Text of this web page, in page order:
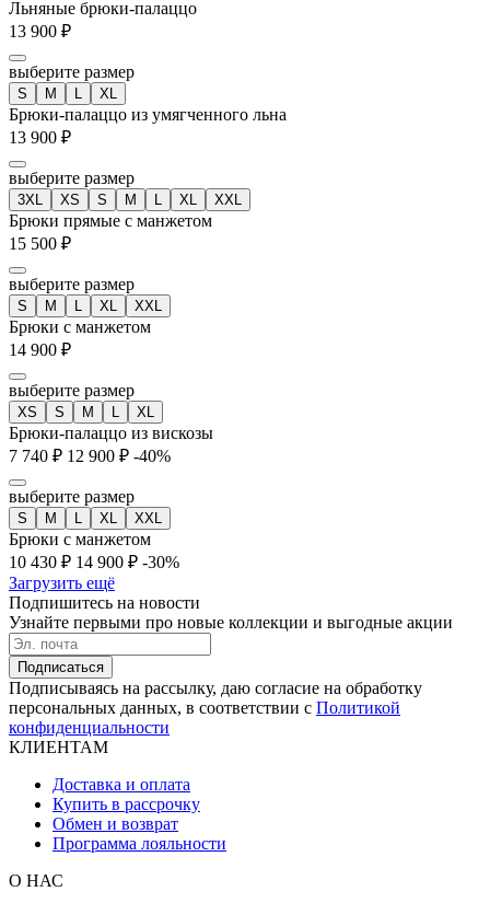
Льняные брюки-палаццо
13 900 ₽
выберите размер
S M L XL
Брюки-палаццо из умягченного льна
13 900 ₽
выберите размер
3XL XS S M L XL XXL
Брюки прямые с манжетом
15 500 ₽
выберите размер
S M L XL XXL
Брюки с манжетом
14 900 ₽
выберите размер
XS S M L XL
Брюки-палаццо из вискозы
7 740 ₽ 12 900 ₽ -40%
выберите размер
S M L XL XXL
Брюки с манжетом
10 430 ₽ 14 900 ₽ -30%
Загрузить ещё
Подпишитесь на новости
Узнайте первыми про новые коллекции и выгодные акции
Подписаться
Подписываясь на рассылку, даю согласие на обработку
персональных данных, в соответствии с Политикой
конфиденциальности
КЛИЕНТАМ
Доставка и оплата
Купить в рассрочку
Обмен и возврат
Программа лояльности
О НАС